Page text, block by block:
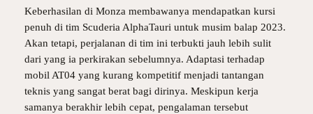
Keberhasilan di Monza membawanya mendapatkan kursi
penuh di tim Scuderia AlphaTauri untuk musim balap 2023.
Akan tetapi, perjalanan di tim ini terbukti jauh lebih sulit
dari yang ia perkirakan sebelumnya. Adaptasi terhadap
mobil AT04 yang kurang kompetitif menjadi tantangan
teknis yang sangat berat bagi dirinya. Meskipun kerja
samanya berakhir lebih cepat, pengalaman tersebut